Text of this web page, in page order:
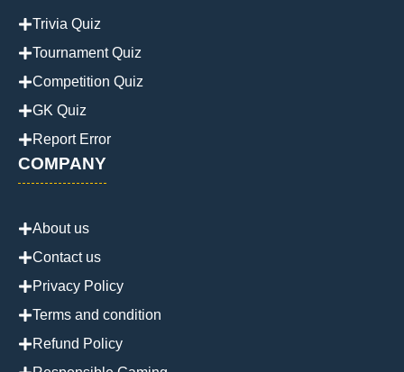
Trivia Quiz
Tournament Quiz
Competition Quiz
GK Quiz
Report Error
COMPANY
About us
Contact us
Privacy Policy
Terms and condition
Refund Policy